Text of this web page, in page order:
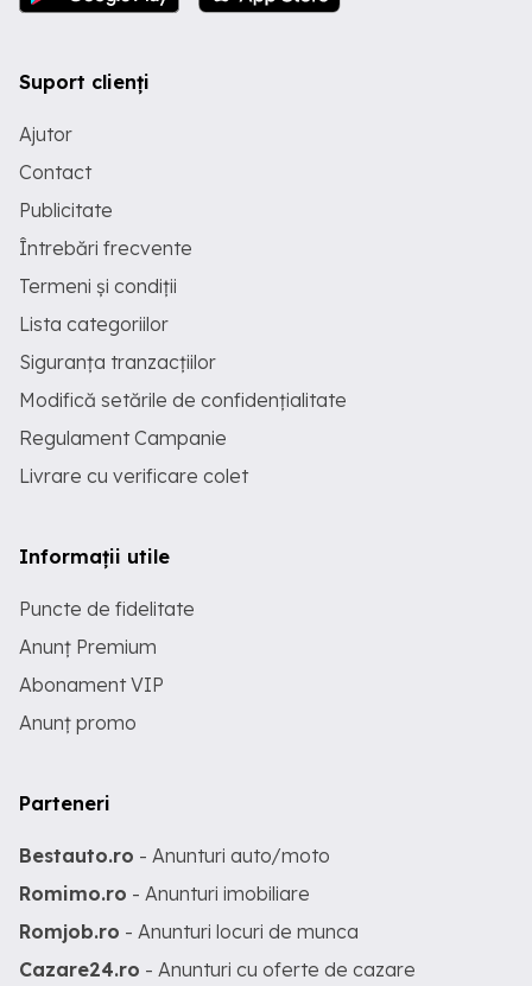
Suport clienți
Ajutor
Contact
Publicitate
Întrebări frecvente
Termeni și condiții
Lista categoriilor
Siguranța tranzacțiilor
Modifică setările de confidențialitate
Regulament Campanie
Livrare cu verificare colet
Informații utile
Puncte de fidelitate
Anunț Premium
Abonament VIP
Anunț promo
Parteneri
Bestauto.ro - Anunturi auto/moto
Romimo.ro - Anunturi imobiliare
Romjob.ro - Anunturi locuri de munca
Cazare24.ro - Anunturi cu oferte de cazare